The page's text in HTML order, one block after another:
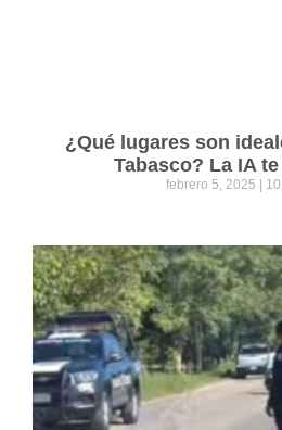
¿Qué lugares son
Tabasco? La IA
febrero 5, 2025